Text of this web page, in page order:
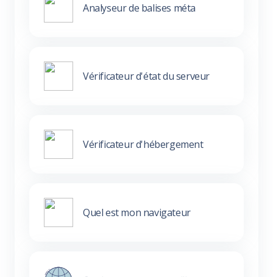
Analyseur de balises méta
Vérificateur d'état du serveur
Vérificateur d'hébergement
Quel est mon navigateur